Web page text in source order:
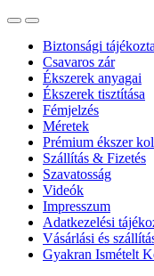
Biztonsági
Csavaros zár
Ékszerek anyagai
Ékszerek tisztítása
Fémjelzés
Méretek
Prémium ékszer
Szállítás & Fizetés
Szavatosság
Videók
Impresszum
Adatkezelési
Vásárlási és
Gyakran Ismételt